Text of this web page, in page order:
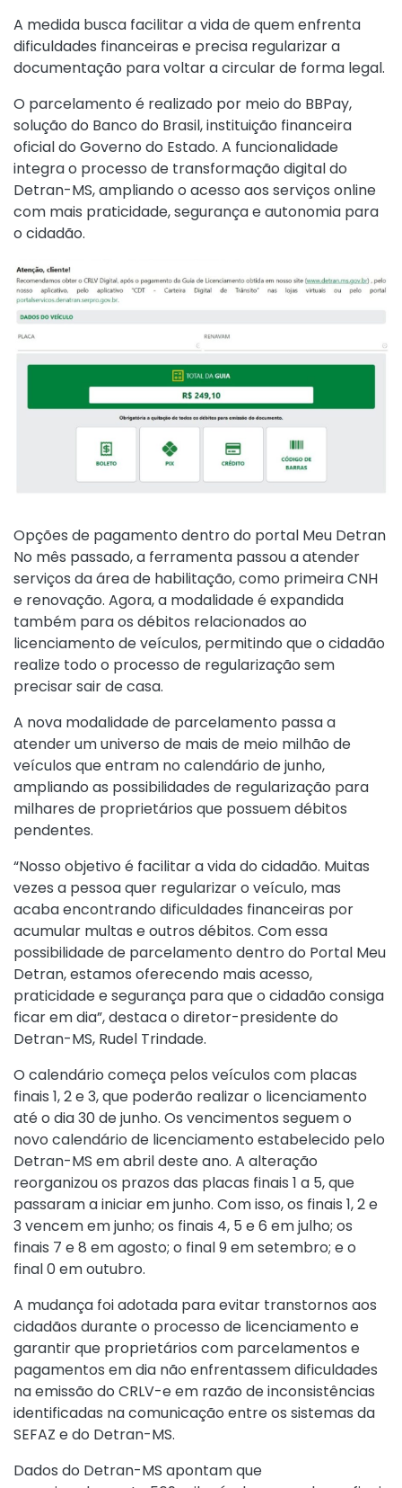
A medida busca facilitar a vida de quem enfrenta
dificuldades financeiras e precisa regularizar a
documentação para voltar a circular de forma legal.
O parcelamento é realizado por meio do BBPay,
solução do Banco do Brasil, instituição financeira
oficial do Governo do Estado. A funcionalidade
integra o processo de transformação digital do
Detran-MS, ampliando o acesso aos serviços online
com mais praticidade, segurança e autonomia para
o cidadão.
Opções de pagamento dentro do portal Meu Detran
No mês passado, a ferramenta passou a atender
serviços da área de habilitação, como primeira CNH
e renovação. Agora, a modalidade é expandida
também para os débitos relacionados ao
licenciamento de veículos, permitindo que o cidadão
realize todo o processo de regularização sem
precisar sair de casa.
A nova modalidade de parcelamento passa a
atender um universo de mais de meio milhão de
veículos que entram no calendário de junho,
ampliando as possibilidades de regularização para
milhares de proprietários que possuem débitos
pendentes.
“Nosso objetivo é facilitar a vida do cidadão. Muitas
vezes a pessoa quer regularizar o veículo, mas
acaba encontrando dificuldades financeiras por
acumular multas e outros débitos. Com essa
possibilidade de parcelamento dentro do Portal Meu
Detran, estamos oferecendo mais acesso,
praticidade e segurança para que o cidadão consiga
ficar em dia”, destaca o diretor-presidente do
Detran-MS, Rudel Trindade.
O calendário começa pelos veículos com placas
finais 1, 2 e 3, que poderão realizar o licenciamento
até o dia 30 de junho. Os vencimentos seguem o
novo calendário de licenciamento estabelecido pelo
Detran-MS em abril deste ano. A alteração
reorganizou os prazos das placas finais 1 a 5, que
passaram a iniciar em junho. Com isso, os finais 1, 2 e
3 vencem em junho; os finais 4, 5 e 6 em julho; os
finais 7 e 8 em agosto; o final 9 em setembro; e o
final 0 em outubro.
A mudança foi adotada para evitar transtornos aos
cidadãos durante o processo de licenciamento e
garantir que proprietários com parcelamentos e
pagamentos em dia não enfrentassem dificuldades
na emissão do CRLV-e em razão de inconsistências
identificadas na comunicação entre os sistemas da
SEFAZ e do Detran-MS.
Dados do Detran-MS apontam que